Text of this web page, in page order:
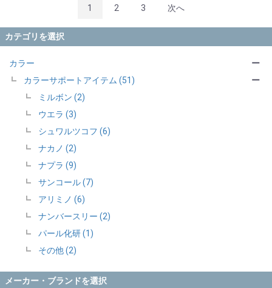
カテゴリを選択
カラー
カラーサポートアイテム (51)
ミルボン (2)
ウエラ (3)
シュワルツコフ (6)
ナカノ (2)
ナプラ (9)
サンコール (7)
アリミノ (6)
ナンバースリー (2)
パール化研 (1)
その他 (2)
ー
ー
メーカー・ブランドを選択
1 2 3 次へ